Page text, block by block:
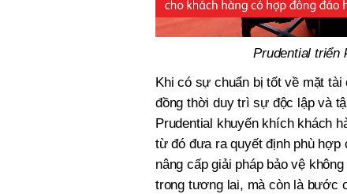
Prudential triển
Khi có sự chuẩn bị tốt về mặt
đồng thời duy trì sự độc lập và
Prudential khuyến khích khách
từ đó đưa ra quyết định phù
nâng cấp giải pháp bảo vệ
trong tương lai, mà còn là bước